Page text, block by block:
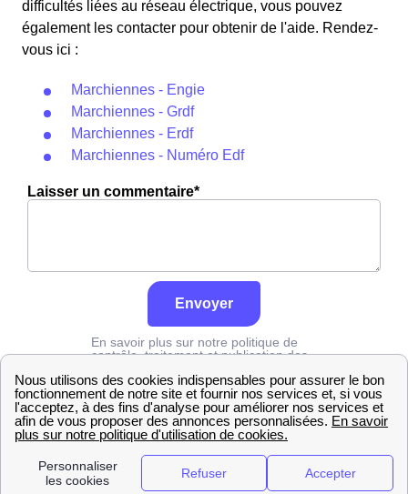
difficultés liées au réseau électrique, vous pouvez
également les contacter pour obtenir de l'aide. Rendez-
vous ici :
Marchiennes - Engie
Marchiennes - Grdf
Marchiennes - Erdf
Marchiennes - Numéro Edf
Laisser un commentaire*
Envoyer
En savoir plus sur notre politique de
contrôle, traitement et publication des
Edf Nord Marchiennes